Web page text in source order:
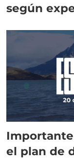
según
el plan de